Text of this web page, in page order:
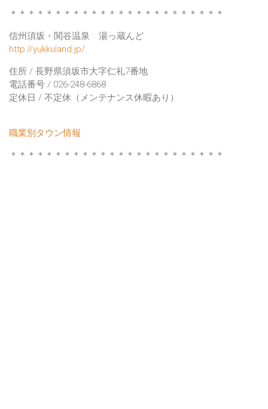
＊＊＊＊＊＊＊＊＊＊＊＊＊＊＊＊＊＊＊＊＊＊＊＊
信州須坂・関谷温泉 湯っ蔵んど
http://yukkuland.jp/
住所 / 長野県須坂市大字仁礼7番地
電話番号 / 026-248-6868
定休日 / 不定休（メンテナンス休暇あり）
職業別タウン情報
＊＊＊＊＊＊＊＊＊＊＊＊＊＊＊＊＊＊＊＊＊＊＊＊